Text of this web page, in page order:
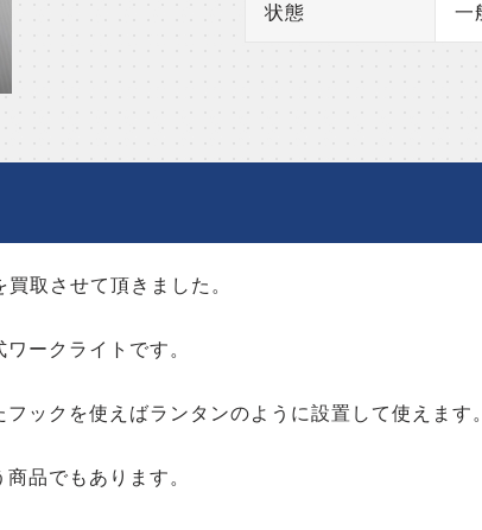
状態 一
取させて頂きました。
ークライトです。
ックを使えばランタンのように設置して使えます
品でもあります。